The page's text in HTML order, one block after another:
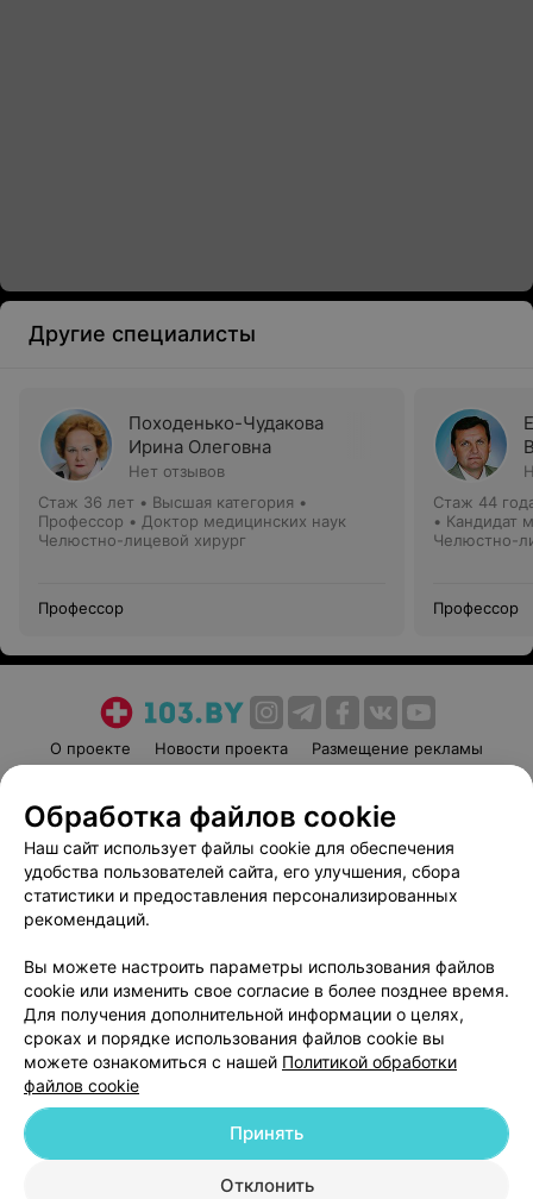
Другие специалисты
Походенько-Чудакова
Ирина Олеговна
Нет отзывов
Стаж 36 лет • Высшая категория •
Профессор • Доктор медицинских наук
Челюстно-лицевой хирург
Профессор
Стаж 44
• Кандидат
Челюстно-
Профессор
О проекте Новости проекта
Размещение рекламы
Пользовательское соглашение
Способы оплаты
Вакансии
Партнеры
Написать руководителю 103.by
Обработка персональных данных
© 2026 ООО «Артокс Лаб», УНП 191700409
| 220012, Республика Беларусь,
Обработка файлов cookie
Наш сайт использует файлы cookie для обеспечения
удобства пользователей сайта, его улучшения, сбора
статистики и предоставления персонализированных
рекомендаций.
Вы можете настроить параметры использования файлов
cookie или изменить свое согласие в более позднее время.
Для получения дополнительной информации о целях,
сроках и порядке использования файлов cookie вы
можете ознакомиться с нашей Политикой обработки
файлов cookie
Отклонить
Принять